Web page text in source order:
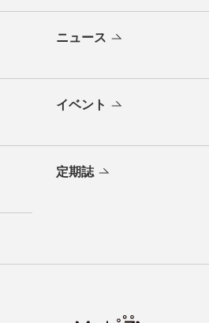
ニュース
イベント
定期誌